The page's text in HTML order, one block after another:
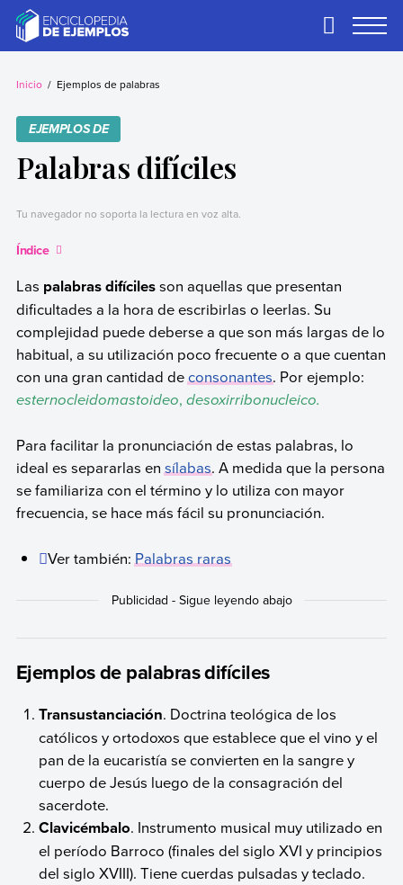
contentEjemplos
Necesitas ejemplos.
Primary
Inicio Ejemplos de palabras
EJEMPLOS DE
Palabras difíciles
Tu navegador no soporta la lectura en voz alta.
Índice
Las palabras difícilesson aquellas que presentan
dificultades a la hora de escribirlas o leerlas. Su
complejidad puede deberse a que son más largas de lo
habitual, a su utilización poco frecuente o a que cuentan
con una gran cantidad deconsonantes. Por ejemplo:
esternocleidomastoideo, desoxirribonucleico.
Para facilitar la pronunciación de estas palabras, lo
ideal es separarlas ensílabas. A medida que la persona
se familiariza con el término y lo utiliza con mayor
frecuencia, se hace más fácil su pronunciación.
Ver también:Palabras raras
Ejemplos de palabras difíciles
Transustanciación. Doctrina teológica de los
católicos y ortodoxos que establece que el vino y el
pan de la eucaristía se convierten en la sangre y
cuerpo de Jesús luego de la consagración del
sacerdote.
Clavicémbalo. Instrumento musical muy utilizado en
el período Barroco (finales del siglo XVI y principios
del siglo XVIII). Tiene cuerdas pulsadas y teclado.